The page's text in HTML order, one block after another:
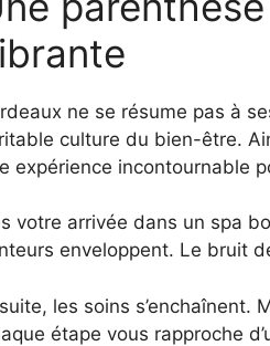
ne se résume pas à
culture du bien-être.
expérience incontournable
votre arrivée dans un spa
enveloppent. Le bruit
les soins s’enchaînent.
étape vous rapproche